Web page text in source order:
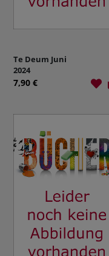
Te Deum Juni
2024
7,90 €